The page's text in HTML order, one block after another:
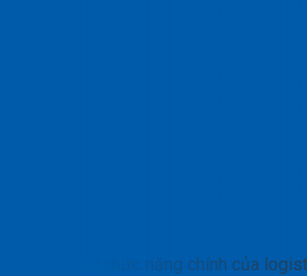
Các chức năng chính của